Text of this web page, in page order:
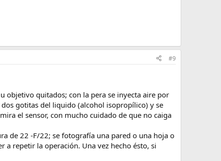
#9
objetivo quitados; con la pera se inyecta aire por
gotitas del liquido (alcohol isopropílico) y se
el sensor, con mucho cuidado de que no caiga
de 22 -F/22; se fotografía una pared o una hoja o
a repetir la operación. Una vez hecho ésto, si